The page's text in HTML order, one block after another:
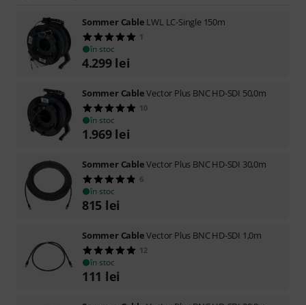
Sommer Cable LWL LC-Single 150m
1
în stoc
4.299 lei
Sommer CableVector Plus BNC HD-SDI 50,0m
10
în stoc
1.969 lei
Sommer CableVector Plus BNC HD-SDI 30,0m
6
în stoc
815 lei
Sommer CableVector Plus BNC HD-SDI 1,0m
12
în stoc
111 lei